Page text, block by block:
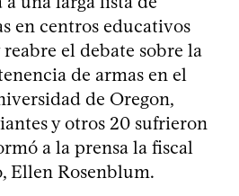
en centros educativos
el debate sobre la
de armas en el
de Oregon,
y otros 20 sufrieron
a la prensa la fiscal
Ellen Rosenblum.